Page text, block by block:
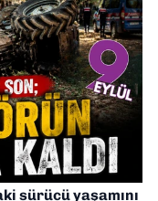
sürücü yaşamını